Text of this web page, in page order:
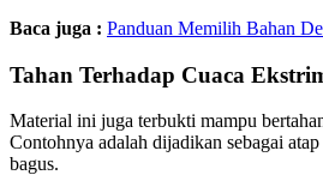
Baca juga : Panduan Memilih Bahan
Tahan Terhadap Cuaca
Material ini juga terbukti mampu
Contohnya adalah dijadikan sebagai
bagus.